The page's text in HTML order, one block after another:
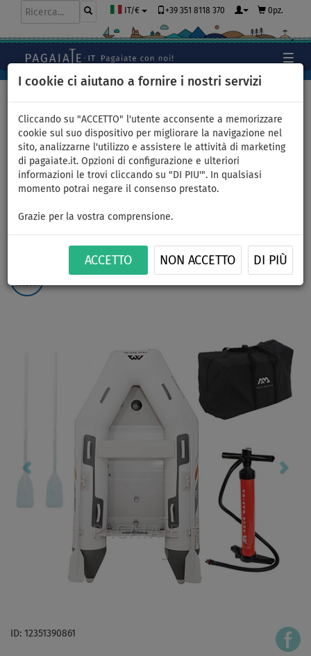
I cookie ci aiutano a fornire i nostri servizi
Cliccando su "ACCETTO" l'utente acconsente a memorizzare
cookie sul suo dispositivo per migliorare la navigazione nel
sito, analizzarne l'utilizzo e assistere le attività di marketing
di pagaiate.it. Opzioni di configurazione e ulteriori
informazioni le trovi cliccando su "DI PIU'". In qualsiasi
momento potrai negare il consenso prestato.
Grazie per la vostra comprensione.
ACCETTO NON ACCETTO DI PIÙ
IT/€ +39 351 8118 370 0pz.
Gommone AQUA MARINA A-
DeLuxe 2,77m WF - gommone
gonfiabile con pavimento in
legno - set: senza motore
INCLUSA
ID: 12351390861